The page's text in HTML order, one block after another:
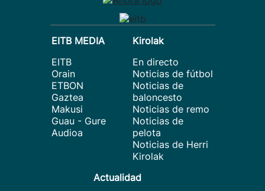
EITB MEDIA
EITB
Orain
ETBON
Gaztea
Makusi
Guau - Gure
Audioa
Kirolak
En directo
Noticias de fútbol
Noticias de
baloncesto
Noticias de remo
Noticias de
pelota
Noticias de Herri
Kirolak
Actualidad